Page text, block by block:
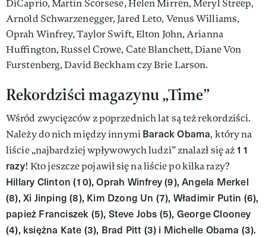
DiCaprio, Martin Scorsese, Helen Mirren, Meryl Streep,
Arnold Schwarzenegger, Jared Leto, Venus Williams,
Oprah Winfrey, Taylor Swift, Elton John, Arianna
Huffington, Russel Crowe, Cate Blanchett, Diane Von
Furstenberg, David Beckham czy Brie Larson.
Rekordziści magazynu „Time”
Wśród zwycięzców z poprzednich lat są też rekordziści.
Należy do nich między innymiBarack Obama, który na
liście „najbardziej wpływowych ludzi” znalazł się aż11
razy! Kto jeszcze pojawił się na liście po kilka razy?
Hillary Clinton (10), Oprah Winfrey (9), Angela Merkel
(8), Xi Jinping (8), Kim Dzong Un (7), Władimir Putin (6),
papież Franciszek (5), Steve Jobs (5), George Clooney
(4), księżna Kate (3), Brad Pitt (3) i Michelle Obama (3).